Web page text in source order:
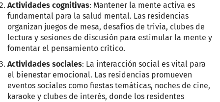
Actividades cognitivas: Mantener la mente activa es
fundamental para la salud mental. Las residencias
organizan juegos de mesa, desafíos de trivia, clubes de
lectura y sesiones de discusión para estimular la mente y
fomentar el pensamiento crítico.
Actividades sociales: La interacción social es vital para
el bienestar emocional. Las residencias promueven
eventos sociales como fiestas temáticas, noches de cine,
karaoke y clubes de interés, donde los residentes